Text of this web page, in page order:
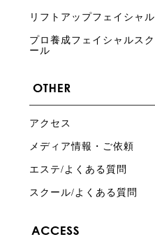
リフトアップフェイシャル
プロ養成フェイシャルスク
ール
アクセス
メディア情報・ご依頼
エステ/よくある質問
スクール/よくある質問